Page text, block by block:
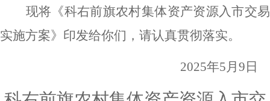
现将《科右前旗农村集体资产资源入市交易
实施方案》印发给你们，请认真贯彻落实。
2025年5月 9 日